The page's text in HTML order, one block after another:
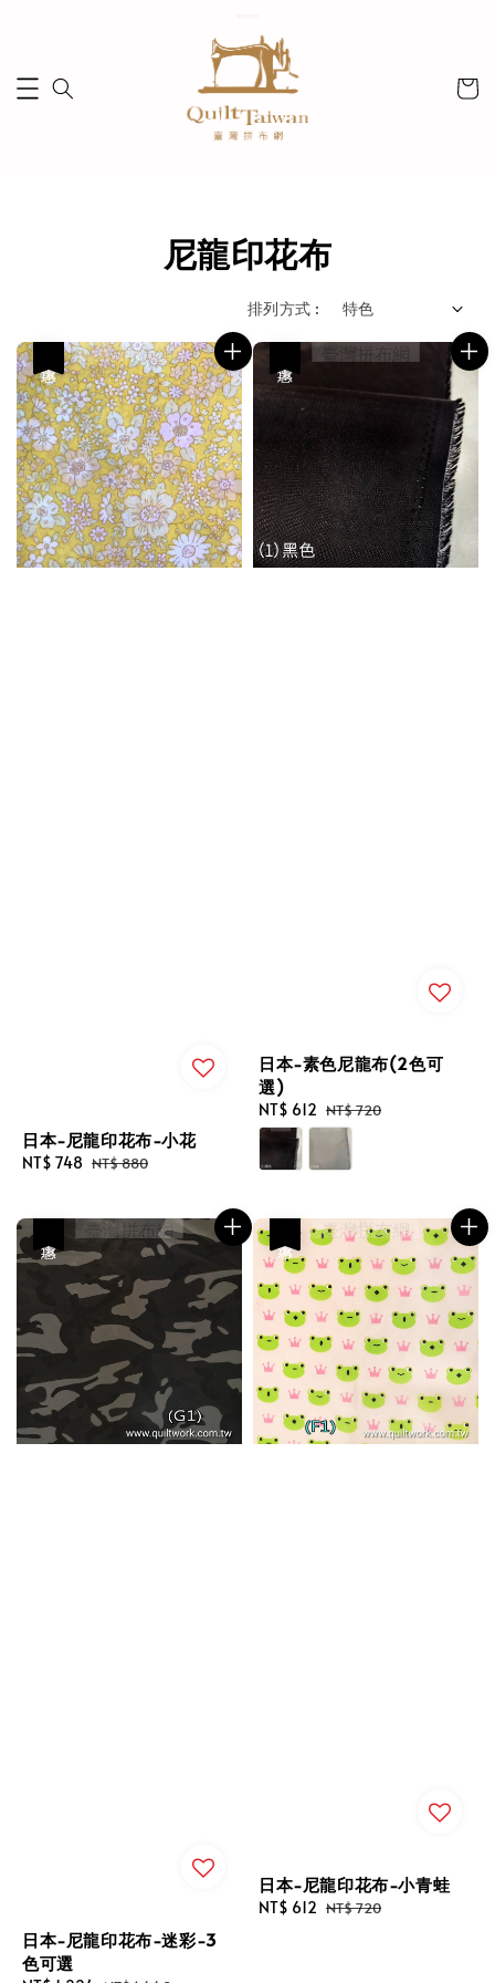
尼龍印花布
排列方式 :
日本-尼龍印花布-小花
Sale
NT$ 748 Regular
NT$ 880
日本-素色尼龍布(2色可
選)
Sale
price
NT$ 612 Regular
price
NT$ 720
日本-尼龍印花布-迷彩-3
色可選
日本-尼龍印花布-小青蛙
Sale
NT$ 612 Regular
NT$ 720